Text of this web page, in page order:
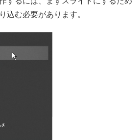
込む必要があります。